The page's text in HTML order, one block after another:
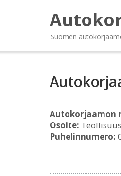
Suomen
Autokorjaamon
Osoite:
Puhelinnumero: